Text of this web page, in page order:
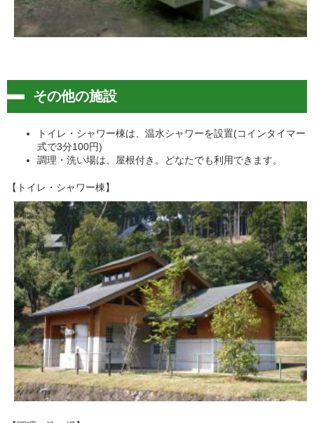
その他の施設
トイレ・シャワー棟は、温水シャワーを設置(コインタイマー
式で3分100円)
調理・洗い場は、屋根付き。どなたでも利用できます。
【トイレ・シャワー棟】